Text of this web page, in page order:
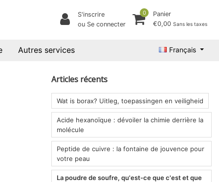
S'inscrire
ou Se connecter
0
Panier
€0,00 Sans les taxes
Autres services Français
Articles récents
Wat is borax? Uitleg, toepassingen en veiligheid
Acide hexanoïque : dévoiler la chimie derrière la
molécule
Peptide de cuivre : la fontaine de jouvence pour
votre peau
La poudre de soufre, qu'est-ce que c'est et que